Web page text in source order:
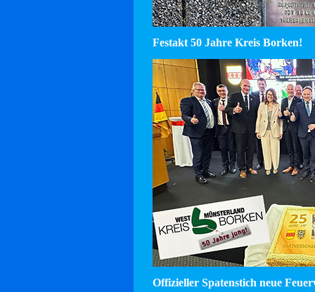
Festakt 50 Jahre Kreis Borken!
Offizieller Spatenstich neue